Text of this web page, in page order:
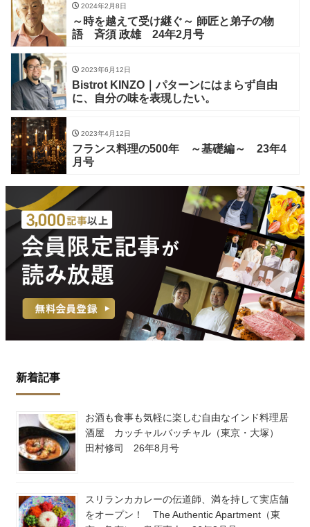
2024年2月8日
～時を越えて受け継ぐ～ 師匠と弟子の物
語 斉須 政雄 24年2月号
2023年6月12日
Bistrot KINZO｜パターンにはまらず自由
に、自分の味を表現したい。
2023年4月12日
フランス料理の500年 ～基礎編～ 23年4
月号
新着記事
お酒も食事も気軽に楽しむ自由なインド料理居
酒屋 カッチャルバッチャル（東京・大塚）
田村修司 26年8月号
スリランカカレーの伝道師、満を持して実店舗
をオープン！ The Authentic Apartment（東